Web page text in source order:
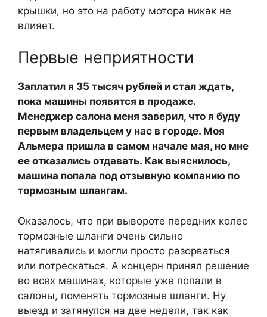
крышки, но это на работу мотора никак не
влияет.
Первые неприятности
Заплатил я 35 тысяч рублей и стал ждать,
пока машины появятся в продаже.
Менеджер салона меня заверил, что я буду
первым владельцем у нас в городе. Моя
Альмера пришла в самом начале мая, но мне
ее отказались отдавать. Как выяснилось,
машина попала под отзывную компанию по
тормозным шлангам.
Оказалось, что при вывороте передних колес
тормозные шланги очень сильно
натягивались и могли просто разорваться
или потрескаться. А концерн принял решение
во всех машинах, которые уже попали в
салоны, поменять тормозные шланги. Ну
выезд и затянулся на две недели, так как